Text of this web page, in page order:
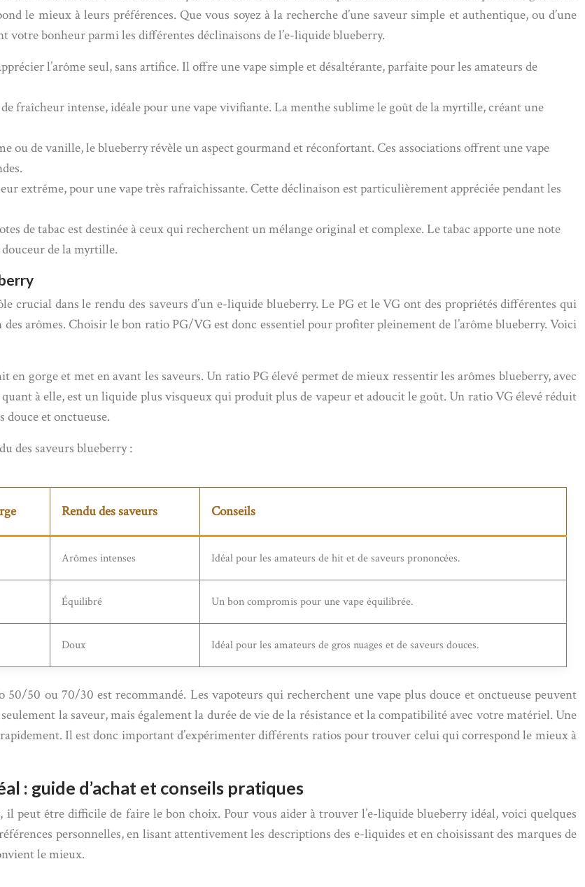
le mieux à leurs préférences. Que vous soyez à la recherche d’une saveur simple et authentique, ou d’une
bonheur parmi les différentes déclinaisons de l’e-liquide blueberry.
l’arôme seul, sans artifice. Il offre une vape simple et désaltérante, parfaite pour les amateurs de
fraîcheur intense, idéale pour une vape vivifiante. La menthe sublime le goût de la myrtille, créant une
ou de vanille, le blueberry révèle un aspect gourmand et réconfortant. Ces associations offrent une vape
extrême, pour une vape très rafraîchissante. Cette déclinaison est particulièrement appréciée pendant les
de tabac est destinée à ceux qui recherchent un mélange original et complexe. Le tabac apporte une note
de la myrtille.
dans le rendu des saveurs d’un e-liquide blueberry. Le PG et le VG ont des propriétés différentes qui
arômes. Choisir le bon ratio PG/VG est donc essentiel pour profiter pleinement de l’arôme blueberry. Voici
gorge et met en avant les saveurs. Un ratio PG élevé permet de mieux ressentir les arômes blueberry, avec
à elle, est un liquide plus visqueux qui produit plus de vapeur et adoucit le goût. Un ratio VG élevé réduit
et onctueuse.
des saveurs blueberry :
Rendu des saveurs Conseils
Arômes intenses Idéal pour les amateurs de hit et de saveurs prononcées.
Équilibré Un bon compromis pour une vape équilibrée.
Doux Idéal pour les amateurs de gros nuages et de saveurs douces.
50 ou 70/30 est recommandé. Les vapoteurs qui recherchent une vape plus douce et onctueuse peuvent
la saveur, mais également la durée de vie de la résistance et la compatibilité avec votre matériel. Une
rapidement. Il est donc important d’expérimenter différents ratios pour trouver celui qui correspond le mieux à
: guide d’achat et conseils pratiques
peut être difficile de faire le bon choix. Pour vous aider à trouver l’e-liquide blueberry idéal, voici quelques
personnelles, en lisant attentivement les descriptions des e-liquides et en choisissant des marques de
le mieux.